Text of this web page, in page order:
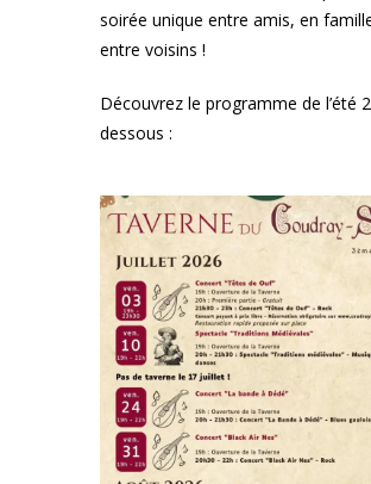
soirée unique entre amis, en
entre voisins !
Découvrez le programme de l’été
dessous :